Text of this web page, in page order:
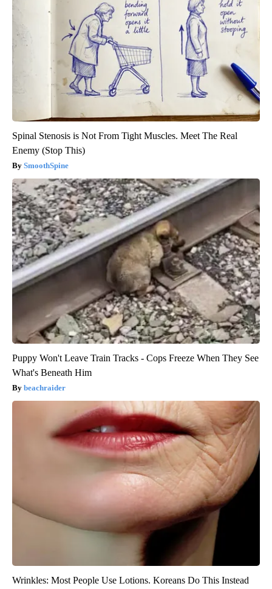
Spinal Stenosis is Not From Tight Muscles. Meet The Real
Enemy (Stop This)
SmoothSpine
Puppy Won't Leave Train Tracks - Cops Freeze When They See
What's Beneath Him
beachraider
Wrinkles: Most People Use Lotions. Koreans Do This Instead